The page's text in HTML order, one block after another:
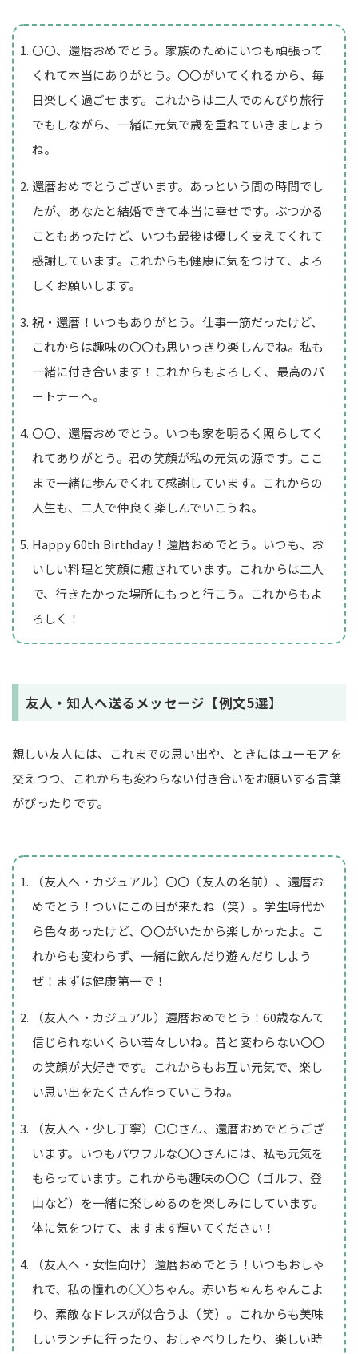
〇〇、還暦おめでとう。家族のためにいつも頑張って
くれて本当にありがとう。〇〇がいてくれるから、毎
日楽しく過ごせます。これからは二人でのんびり旅行
でもしながら、一緒に元気で歳を重ねていきましょう
ね。
還暦おめでとうございます。あっという間の時間でし
たが、あなたと結婚できて本当に幸せです。ぶつかる
こともあったけど、いつも最後は優しく支えてくれて
感謝しています。これからも健康に気をつけて、よろ
しくお願いします。
祝・還暦！いつもありがとう。仕事一筋だったけど、
これからは趣味の〇〇も思いっきり楽しんでね。私も
一緒に付き合います！これからもよろしく、最高のパ
ートナーへ。
〇〇、還暦おめでとう。いつも家を明るく照らしてく
れてありがとう。君の笑顔が私の元気の源です。ここ
まで一緒に歩んでくれて感謝しています。これからの
人生も、二人で仲良く楽しんでいこうね。
Happy 60th Birthday！還暦おめでとう。いつも、お
いしい料理と笑顔に癒されています。これからは二人
で、行きたかった場所にもっと行こう。これからもよ
ろしく！
友人・知人へ送るメッセージ【例文5選】
親しい友人には、これまでの思い出や、ときにはユーモアを
交えつつ、これからも変わらない付き合いをお願いする言葉
がぴったりです。
（友人へ・カジュアル）〇〇（友人の名前）、還暦お
めでとう！ついにこの日が来たね（笑）。学生時代か
ら色々あったけど、〇〇がいたから楽しかったよ。こ
れからも変わらず、一緒に飲んだり遊んだりしよう
ぜ！まずは健康第一で！
（友人へ・カジュアル）還暦おめでとう！60歳なんて
信じられないくらい若々しいね。昔と変わらない〇〇
の笑顔が大好きです。これからもお互い元気で、楽し
い思い出をたくさん作っていこうね。
（友人へ・少し丁寧）〇〇さん、還暦おめでとうござ
います。いつもパワフルな〇〇さんには、私も元気を
もらっています。これからも趣味の〇〇（ゴルフ、登
山など）を一緒に楽しめるのを楽しみにしています。
体に気をつけて、ますます輝いてください！
（友人へ・女性向け）還暦おめでとう！いつもおしゃ
れで、私の憧れの○○ちゃん。赤いちゃんちゃんこよ
り、素敵なドレスが似合うよ（笑）。これからも美味
しいランチに行ったり、おしゃべりしたり、楽しい時